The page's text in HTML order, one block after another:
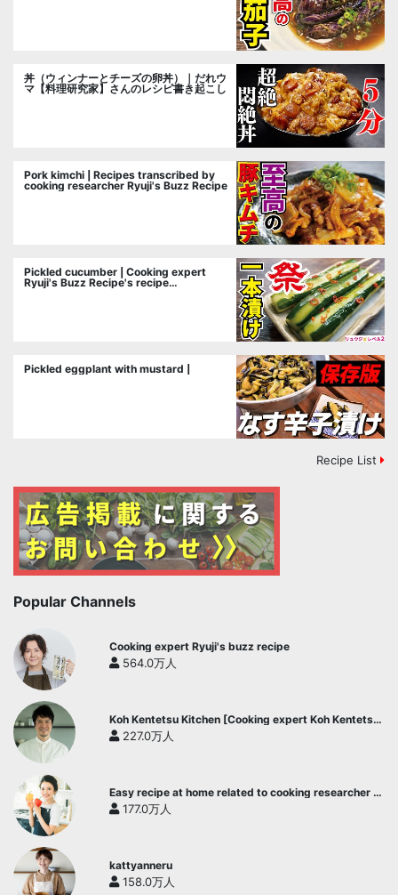
丼（ウィンナーとチーズの卵丼）｜だれウ
マ【料理研究家】さんのレシピ書き起こし
Pork kimchi | Recipes transcribed by
cooking researcher Ryuji's Buzz Recipe
Pickled cucumber | Cooking expert
Ryuji's Buzz Recipe's recipe
Pickled eggplant with mustard |
Recipe List
Popular Channels
Cooking expert Ryuji's buzz recipe
564.0万人
Koh Kentetsu Kitchen [Cooking expert Koh Kentetsu
official channel]
227.0万人
Easy recipe at home related to cooking researcher /
Yukari's Kitchen
177.0万人
kattyanneru
158.0万人